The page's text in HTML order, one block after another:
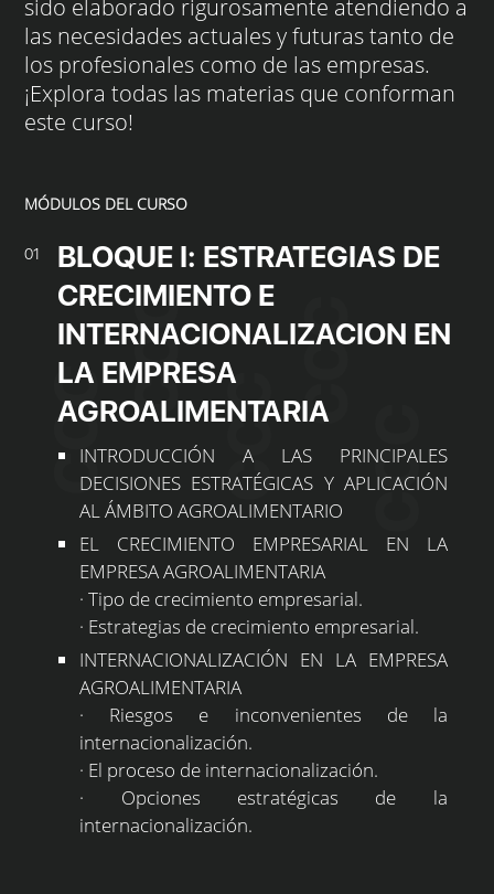
sido elaborado rigurosamente atendiendo a
las necesidades actuales y futuras tanto de
los profesionales como de las empresas.
¡Explora todas las materias que conforman
este curso!
MÓDULOS DEL CURSO
01
BLOQUE I: ESTRATEGIAS DE
CRECIMIENTO E
INTERNACIONALIZACION EN
LA EMPRESA
AGROALIMENTARIA
INTRODUCCIÓN A LAS PRINCIPALES
DECISIONES ESTRATÉGICAS Y APLICACIÓN
AL ÁMBITO AGROALIMENTARIO
EL CRECIMIENTO EMPRESARIAL EN LA
EMPRESA AGROALIMENTARIA
· Tipo de crecimiento empresarial.
· Estrategias de crecimiento empresarial.
INTERNACIONALIZACIÓN EN LA EMPRESA
AGROALIMENTARIA
· Riesgos e inconvenientes de la
internacionalización.
· El proceso de internacionalización.
· Opciones estratégicas de la
internacionalización.